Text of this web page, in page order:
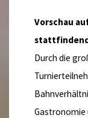
Vorschau
Durch die
Gastronomie